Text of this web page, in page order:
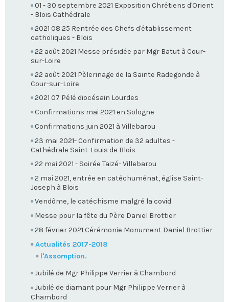
01 - 30 septembre 2021 Exposition Chrétiens d'Orient
- Blois Cathédrale
2021 08 25 Rentrée des Chefs d'établissement
catholiques - Blois
22 août 2021 Messe présidée par Mgr Batut à Cour-
sur-Loire
22 août 2021 Pèlerinage de la Sainte Radegonde à
Cour-sur-Loire
2021 07 Pélé diocésain Lourdes
Confirmations mai 2021 en Sologne
Confirmations juin 2021 à Villebarou
23 mai 2021- Confirmation de 32 adultes -
Cathédrale Saint-Louis de Blois
22 mai 2021 - Soirée Taizé- Villebarou
2 mai 2021, entrée en catéchuménat, église Saint-
Joseph à Blois
Vendôme, le catéchisme malgré la covid
Messe pour la fête du Père Daniel Brottier
28 février 2021 Cérémonie Monument Daniel Brottier
Actualités 2017-2018
l'Assomption.
Jubilé de Mgr Philippe Verrier à Chambord
Jubilé de diamant pour Mgr Philippe Verrier à
Chambord